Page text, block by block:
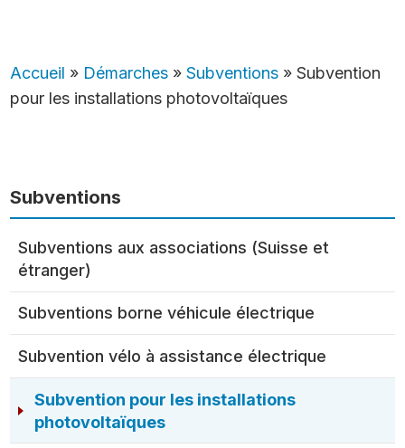
Accueil » Démarches »Subventions »Subvention
pour les installations photovoltaïques
Subventions
Subventions aux associations (Suisse et
étranger)
Subventions borne véhicule électrique
Subvention vélo à assistance électrique
Subvention pour les installations
photovoltaïques